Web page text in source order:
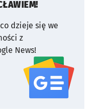
dzieje się we
z
News!
serwisu